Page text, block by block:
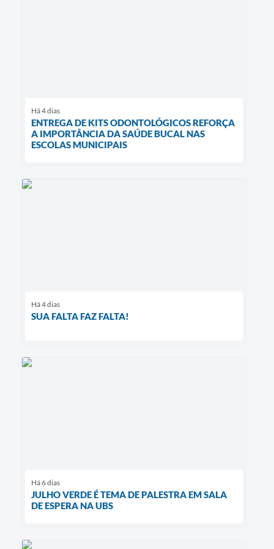
Há 4 dias
ENTREGA DE KITS ODONTOLÓGICOS REFORÇA
A IMPORTÂNCIA DA SAÚDE BUCAL NAS
ESCOLAS MUNICIPAIS
Há 4 dias
SUA FALTA FAZ FALTA!
Há 6 dias
JULHO VERDE É TEMA DE PALESTRA EM SALA
DE ESPERA NA UBS